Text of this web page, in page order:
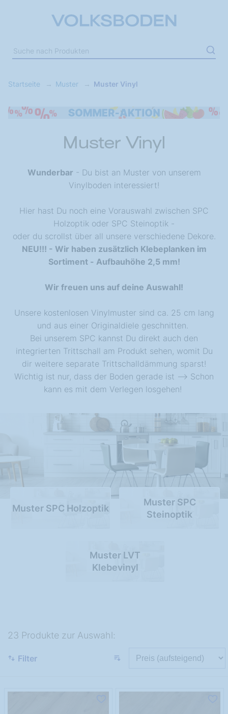
Startseite Muster Muster Vinyl
Muster Vinyl
Wunderbar - Du bist an Muster von unserem
Vinylboden interessiert!
Hier hast Du noch eine Vorauswahl zwischen SPC
Holzoptik oder SPC Steinoptik -
oder du scrollst über all unsere verschiedene Dekore.
NEU!!! - Wir haben zusätzlich Klebeplanken im
Sortiment - Aufbauhöhe 2,5 mm!
Wir freuen uns auf deine Auswahl!
Unsere kostenlosen Vinylmuster sind ca. 25 cm lang
und aus einer Originaldiele geschnitten.
Bei unserem SPC kannst Du direkt auch den
integrierten Trittschall am Produkt sehen, womit Du
dir weitere separate Trittschalldämmung sparst!
Wichtig ist nur, dass der Boden gerade ist --> Schon
kann es mit dem Verlegen losgehen!
Muster SPC Holzoptik
Muster SPC
Steinoptik
Muster LVT
Klebevinyl
23 Produkte zur Auswahl:
Filter